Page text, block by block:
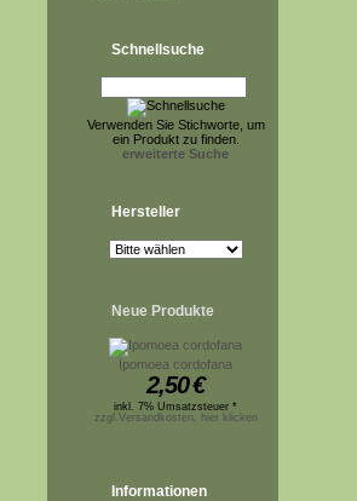
Schnellsuche
Verwenden Sie Stichworte, um
ein Produkt zu finden.
erweiterte Suche
Hersteller
Neue Produkte
Ipomoea cordofana
2,50€
inkl. 7% Umsatzsteuer *
zzgl.Versandkosten, hier klicken
Informationen